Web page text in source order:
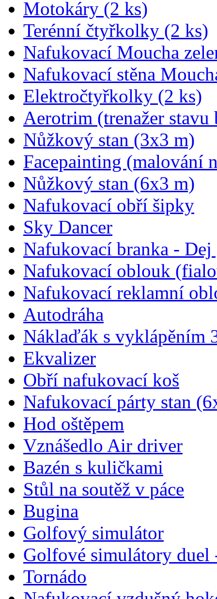
Motokáry (2 ks)
Terénní čtyřkolky (2 ks)
Nafukovací Moucha
Nafukovací stěna
Elektročtyřkolky (2 ks)
Aerotrim (trenažer stavu
Nůžkový stan (3x3 m)
Facepainting (malování
Nůžkový stan (6x3 m)
Nafukovací obří šipky
Sky Dancer
Nafukovací branka -
Nafukovací oblouk
Nafukovací reklamní
Autodráha
Náklaďák s vyklápěním
Ekvalizer
Obří nafukovací koš
Nafukovací párty stan
Hod oštěpem
Vznášedlo Air driver
Bazén s kuličkami
Stůl na soutěž v páce
Bugina
Golfový simulátor
Golfové simulátory duel
Tornádo